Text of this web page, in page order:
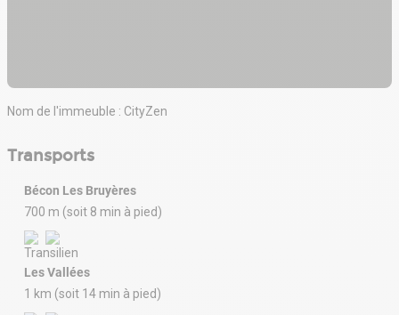
Nom de l'immeuble : CityZen
Transports
Bécon Les Bruyères
700 m (soit 8 min à pied)
Les Vallées
1 km (soit 14 min à pied)